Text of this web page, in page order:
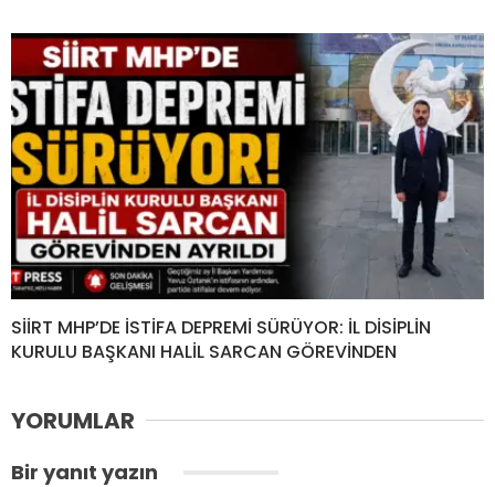
SİİRT MHP’DE İSTİFA DEPREMİ SÜRÜYOR: İL DİSİPLİN
KURULU BAŞKANI HALİL SARCAN GÖREVİNDEN
YORUMLAR
Bir yanıt yazın